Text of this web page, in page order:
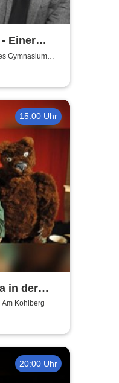
Einer
Gymnasium
15:00 Uhr
in der
Kohlberg
20:00 Uhr